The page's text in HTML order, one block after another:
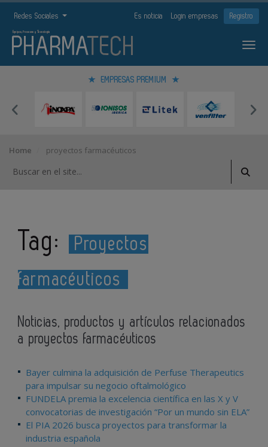
Redes Sociales Es noticia Login empresas Registro
EMPRESAS PREMIUM
Home proyectos farmacéuticos
Tag:
Proyectos
farmacéuticos
Noticias, productos y artículos relacionados
a proyectos farmacéuticos
Bayer culmina la adquisición de Perfuse Therapeutics
para impulsar su negocio oftalmológico
FUNDELA premia la excelencia científica en las X y V
convocatorias de investigación “Por un mundo sin ELA”
El PIA 2026 busca proyectos para transformar la
industria española